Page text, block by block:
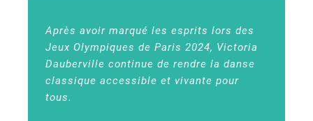
Après avoir marqué les esprits lors des
Jeux Olympiques de Paris 2024, Victoria
Dauberville continue de rendre la danse
classique accessible et vivante pour
tous.